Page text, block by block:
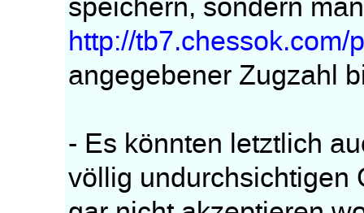
speichern, sondern
http://tb7.chessok.com/
angegebener Zugzahl
- Es könnten letztlich
völlig undurchsichtigen